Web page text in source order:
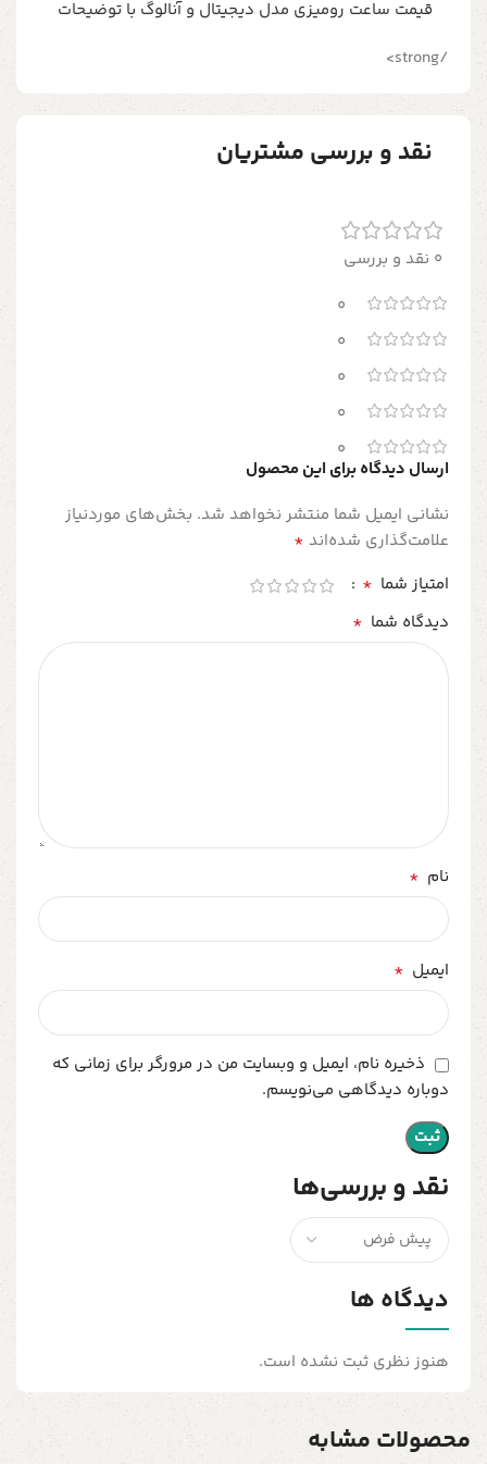
قیمت ساعت رومیزی مدل دیجیتال و آنالوگ با توضیحات
/strong>
نقد و بررسی مشتریان
0 نقد و بررسی
0
0
0
0
0
نقد و بررسی‌ها
دیدگاه ها
هنوز نظری ثبت نشده است.
ارسال دیدگاه برای این محصول
نشانی ایمیل شما منتشر نخواهد شد. بخش‌های موردنیاز
علامت‌گذاری شده‌اند *
امتیاز شما *
دیدگاه شما *
نام *
ایمیل *
ذخیره نام، ایمیل و وبسایت من در مرورگر برای زمانی که
دوباره دیدگاهی می‌نویسم.
محصولات مشابه